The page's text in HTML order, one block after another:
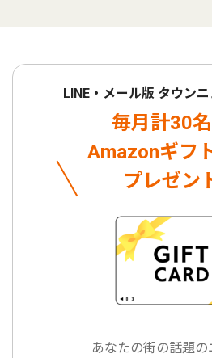
LINE・メール版 タウン
毎月計30
Amazonギフ
プレゼン
あなたの街の話題の